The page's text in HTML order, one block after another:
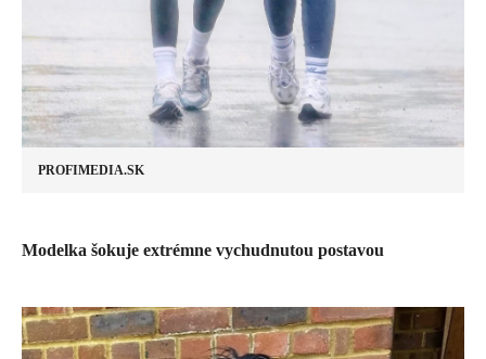
PROFIMEDIA.SK
Modelka šokuje extrémne vychudnutou postavou